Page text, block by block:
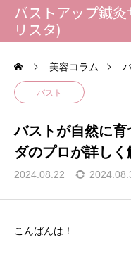
バストアップ鍼
リスタ)
美容コラム
バスト
バストが自然に
ダのプロが詳しく
2024.08.22
こんばんは！